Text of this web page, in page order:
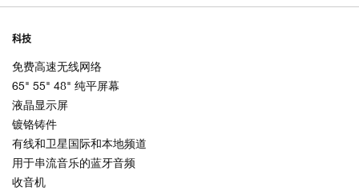
科技
免费高速无线网络
65" 55" 48" 纯平屏幕
液晶显示屏
镀铬铸件
有线和卫星国际和本地频道
用于串流音乐的蓝牙音频
收音机